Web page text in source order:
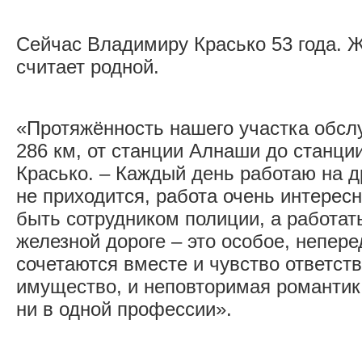
Сейчас Владимиру Красько 53 года.
считает родной.
«Протяжённость нашего участка
286 км, от станции Алнаши до
Красько. – Каждый день работаю на
не приходится, работа очень
быть сотрудником полиции, а
железной дороге – это особое,
сочетаются вместе и чувство
имущество, и неповторимая
ни в одной профессии».